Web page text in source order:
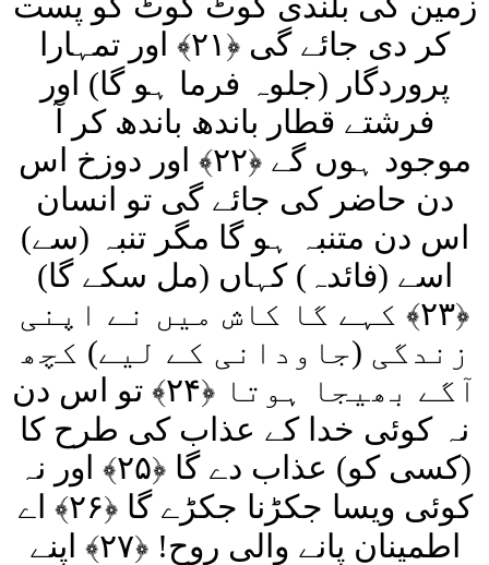
کر دی جائے گی ﴿۲۱﴾ اور تمہارا
پروردگار (جلوہ فرما ہو گا) اور
فرشتے قطار باندھ باندھ کر آ
موجود ہوں گے ﴿۲۲﴾ اور دوزخ اس
دن حاضر کی جائے گی تو انسان
اس دن متنبہ ہو گا مگر تنبہ (سے)
اسے (فائدہ) کہاں (مل سکے گا)
﴿۲۳﴾ کہے گا کاش میں نے اپنی
زندگی (جاودانی کے لیے) کچھ
آگے بھیجا ہوتا ﴿۲۴﴾ تو اس دن
نہ کوئی خدا کے عذاب کی طرح کا
(کسی کو) عذاب دے گا ﴿۲۵﴾ اور نہ
کوئی ویسا جکڑنا جکڑے گا ﴿۲۶﴾ اے
اطمینان پانے والی روح! ﴿۲۷﴾ اپنے